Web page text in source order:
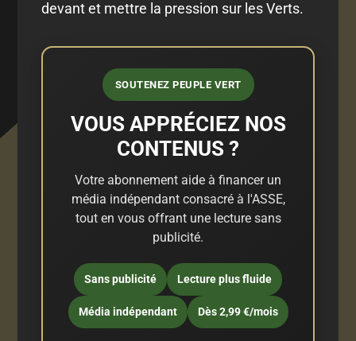
devant et mettre la pression sur les Verts.
SOUTENEZ PEUPLE VERT
VOUS APPRÉCIEZ NOS
CONTENUS ?
Votre abonnement aide à financer un
média indépendant consacré à l'ASSE,
tout en vous offrant une lecture sans
publicité.
Sans publicité Lecture plus fluide
Média indépendant Dès 2,99 €/mois